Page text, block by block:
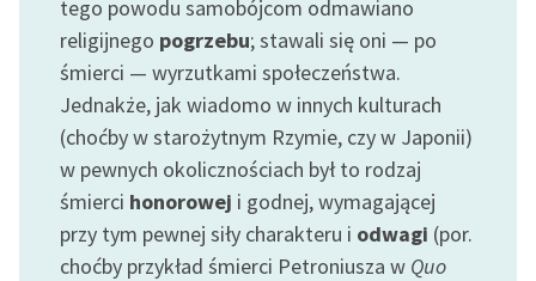
tego powodu samobójcom odmawiano
religijnego pogrzebu; stawali się oni — po
śmierci — wyrzutkami społeczeństwa.
Jednakże, jak wiadomo w innych kulturach
(choćby w starożytnym Rzymie, czy w Japonii)
w pewnych okolicznościach był to rodzaj
śmierci honorowej i godnej, wymagającej
przy tym pewnej siły charakteru i odwagi (por.
choćby przykład śmierci Petroniusza w Quo